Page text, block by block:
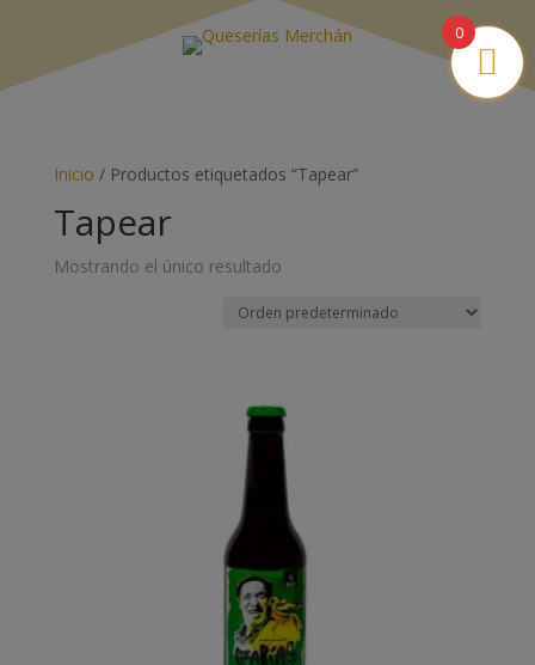
Inicio / Productos etiquetados “Tapear”
Tapear
Mostrando el único resultado
0